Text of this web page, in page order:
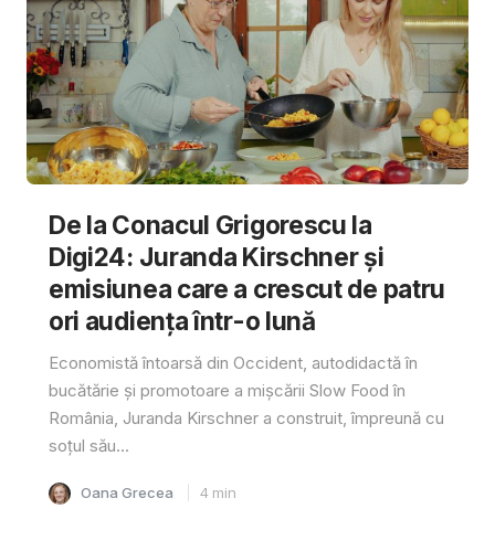
De la Conacul Grigorescu la
Digi24: Juranda Kirschner și
emisiunea care a crescut de patru
ori audiența într-o lună
Economistă întoarsă din Occident, autodidactă în
bucătărie și promotoare a mișcării Slow Food în
România, Juranda Kirschner a construit, împreună cu
soțul său...
Oana Grecea 4 min